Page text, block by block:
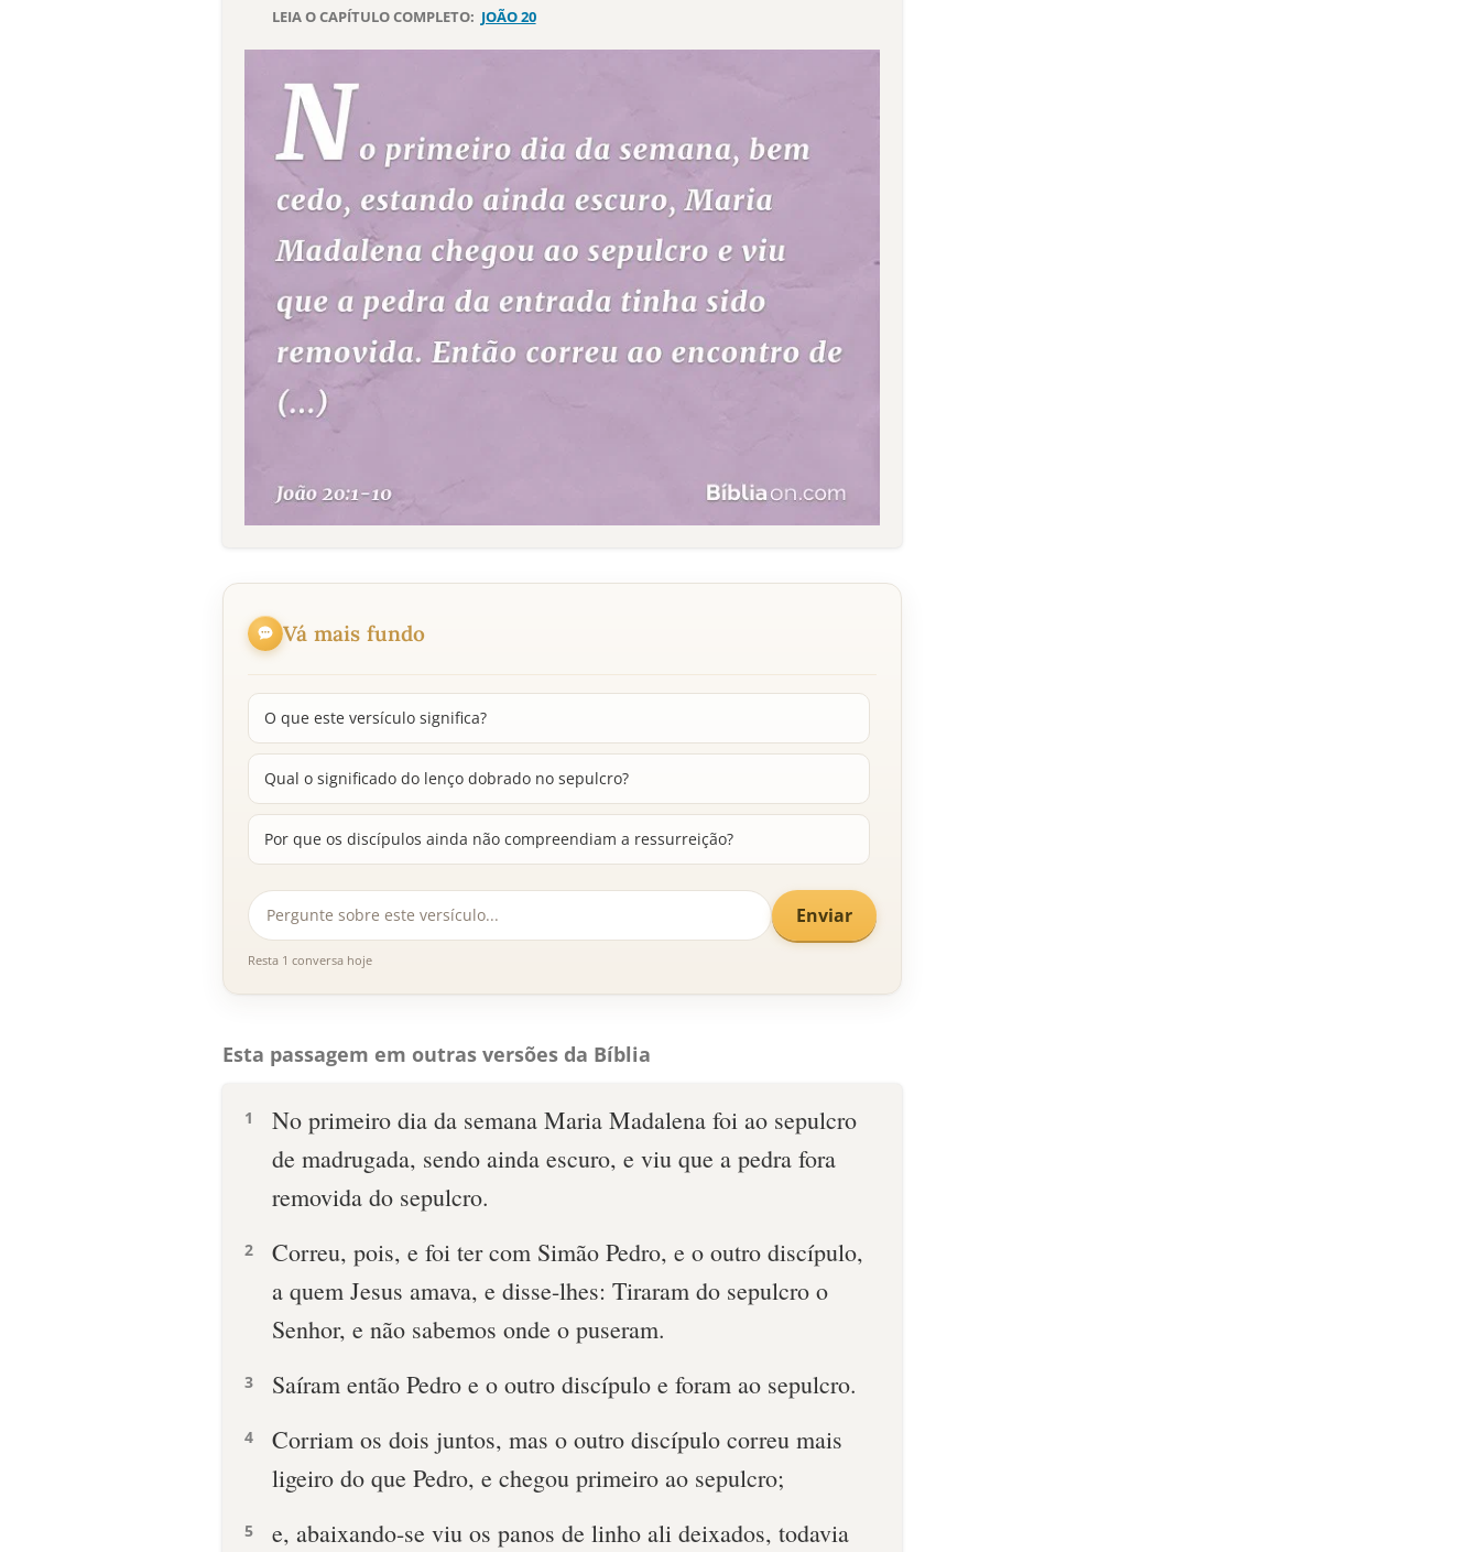
LEIA O CAPÍTULO COMPLETO: JOÃO 20
Vá mais fundo
O que este versículo significa?
Qual o significado do lenço dobrado no sepulcro?
Por que os discípulos ainda não compreendiam a ressurreição?
Enviar
Resta 1 conversa hoje
Esta passagem em outras versões da Bíblia
1
No primeiro dia da semana Maria Madalena foi ao sepulcro
de madrugada, sendo ainda escuro, e viu que a pedra fora
removida do sepulcro.
2
Correu, pois, e foi ter com Simão Pedro, e o outro discípulo,
a quem Jesus amava, e disse-lhes: Tiraram do sepulcro o
Senhor, e não sabemos onde o puseram.
3 Saíram então Pedro e o outro discípulo e foram ao sepulcro.
4
Corriam os dois juntos, mas o outro discípulo correu mais
ligeiro do que Pedro, e chegou primeiro ao sepulcro;
5
e, abaixando-se viu os panos de linho ali deixados, todavia